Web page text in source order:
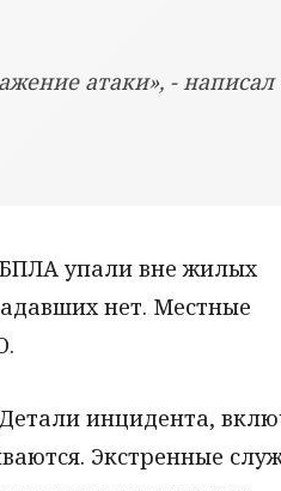
атаки», - написал
упали вне жилых
нет. Местные
инцидента,
Экстренные